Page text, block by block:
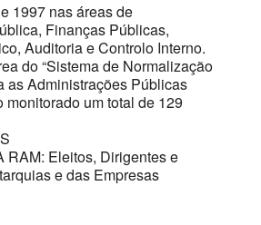
1997 nas áreas de
Finanças Públicas,
Auditoria e Controlo Interno.
do “Sistema de Normalização
as Administrações Públicas
monitorado um total de 129
RAM: Eleitos, Dirigentes e
e das Empresas